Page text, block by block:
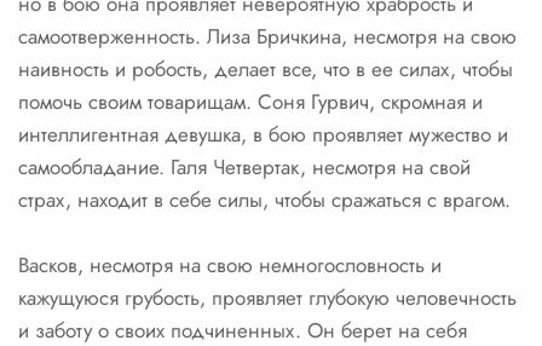
самоотверженность. Лиза Бричкина, несмотря на свою
наивность и робость, делает все, что в ее силах, чтобы
помочь своим товарищам. Соня Гурвич, скромная и
интеллигентная девушка, в бою проявляет мужество и
самообладание. Галя Четвертак, несмотря на свой
страх, находит в себе силы, чтобы сражаться с врагом.
Васков, несмотря на свою немногословность и
кажущуюся грубость, проявляет глубокую человечность
и заботу о своих подчиненных. Он берет на себя